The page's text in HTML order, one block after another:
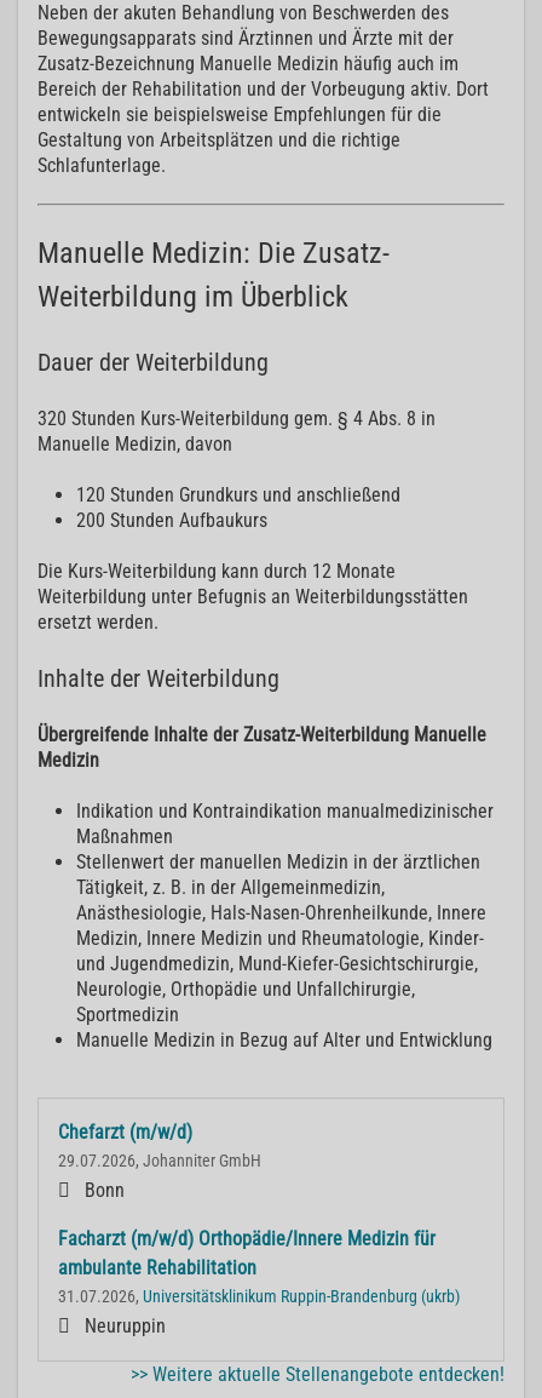
Neben der akuten Behandlung von Beschwerden des
Bewegungsapparats sind Ärztinnen und Ärzte mit der
Zusatz-Bezeichnung Manuelle Medizin häufig auch im
Bereich der Rehabilitation und der Vorbeugung aktiv. Dort
entwickeln sie beispielsweise Empfehlungen für die
Gestaltung von Arbeitsplätzen und die richtige
Schlafunterlage.
Manuelle Medizin: Die Zusatz-
Weiterbildung im Überblick
Dauer der Weiterbildung
320 Stunden Kurs-Weiterbildung gem. § 4 Abs. 8 in
Manuelle Medizin, davon
120 Stunden Grundkurs und anschließend
200 Stunden Aufbaukurs
Die Kurs-Weiterbildung kann durch 12 Monate
Weiterbildung unter Befugnis an Weiterbildungsstätten
ersetzt werden.
Inhalte der Weiterbildung
Übergreifende Inhalte der Zusatz-Weiterbildung Manuelle
Medizin
Indikation und Kontraindikation manualmedizinischer
Maßnahmen
Stellenwert der manuellen Medizin in der ärztlichen
Tätigkeit, z. B. in der Allgemeinmedizin,
Anästhesiologie, Hals-Nasen-Ohrenheilkunde, Innere
Medizin, Innere Medizin und Rheumatologie, Kinder-
und Jugendmedizin, Mund-Kiefer-Gesichtschirurgie,
Neurologie, Orthopädie und Unfallchirurgie,
Sportmedizin
Manuelle Medizin in Bezug auf Alter und Entwicklung
Chefarzt (m/w/d)
29.07.2026, Johanniter GmbH
Bonn
Facharzt (m/w/d) Orthopädie/Innere Medizin für
ambulante Rehabilitation
31.07.2026, Universitätsklinikum Ruppin-Brandenburg (ukrb)
Neuruppin
>> Weitere aktuelle Stellenangebote entdecken!